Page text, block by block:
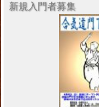
新規入門者募集